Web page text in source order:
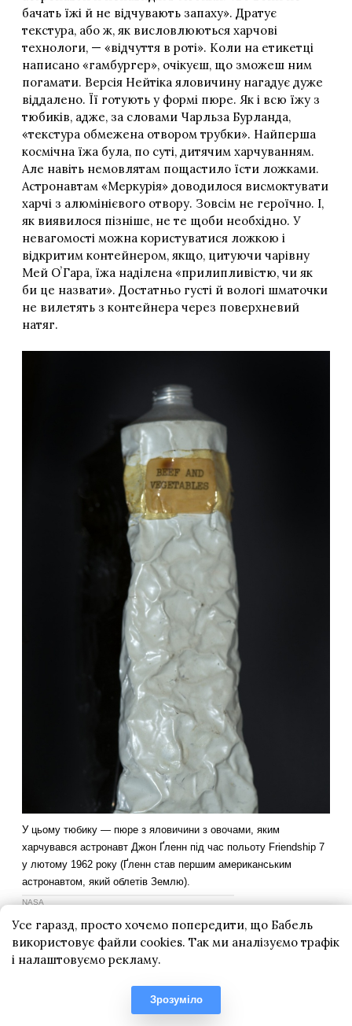
Усе гаразд, просто хочемо попередити, що Бабель
використовує файли cookies. Так ми аналізуємо трафік
і налаштовуємо рекламу.
Зрозуміло